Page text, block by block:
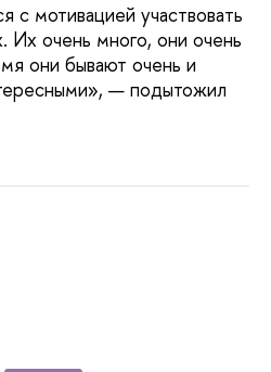
с мотивацией участвовать
Их очень много, они очень
они бывают очень и
— подытожил